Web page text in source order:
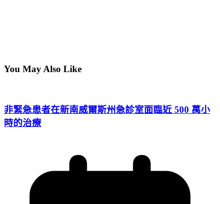
You May Also Like
非緊急患者在新南威爾斯州急診室面臨近 500 萬小
時的治療